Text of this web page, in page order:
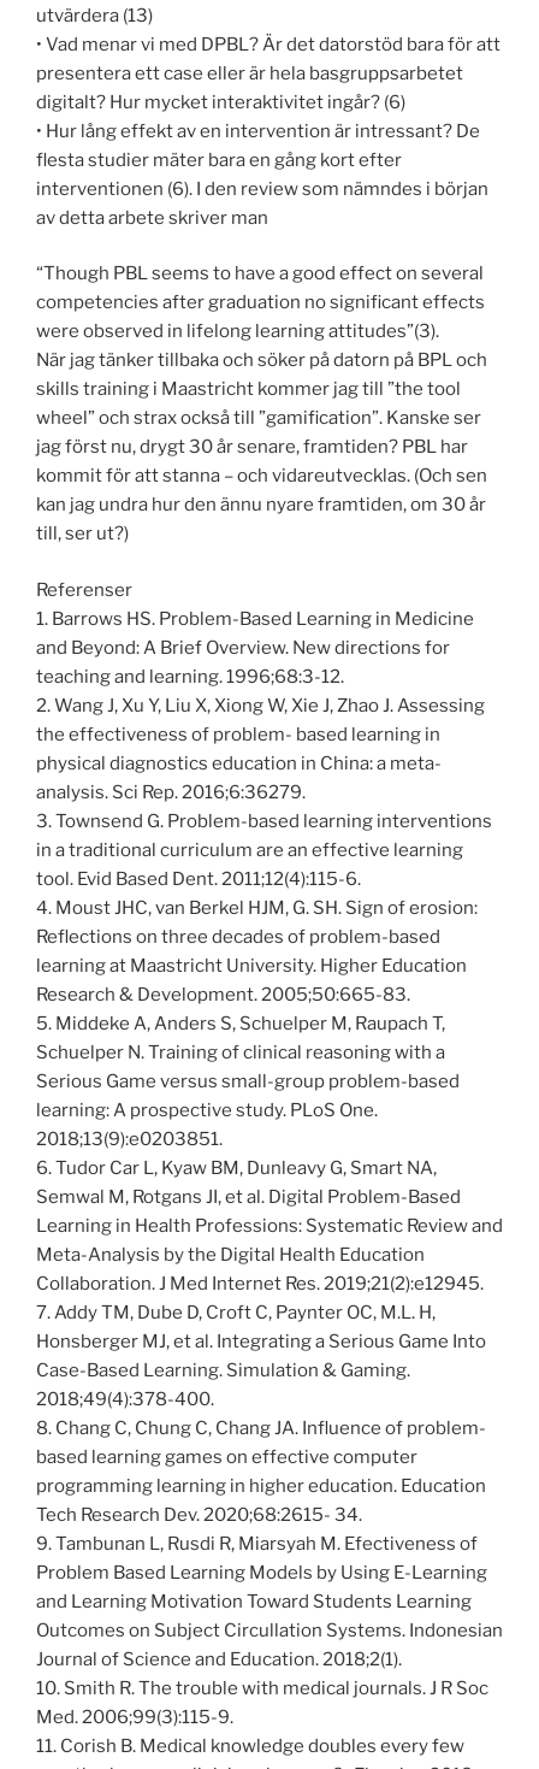
utvärdera (13)
• Vad menar vi med DPBL? Är det datorstöd bara för att
presentera ett case eller är hela basgruppsarbetet
digitalt? Hur mycket interaktivitet ingår? (6)
• Hur lång effekt av en intervention är intressant? De
flesta studier mäter bara en gång kort efter
interventionen (6). I den review som nämndes i början
av detta arbete skriver man
“Though PBL seems to have a good effect on several
competencies after graduation no significant effects
were observed in lifelong learning attitudes”(3).
När jag tänker tillbaka och söker på datorn på BPL och
skills training i Maastricht kommer jag till ”the tool
wheel” och strax också till ”gamification”. Kanske ser
jag först nu, drygt 30 år senare, framtiden? PBL har
kommit för att stanna – och vidareutvecklas. (Och sen
kan jag undra hur den ännu nyare framtiden, om 30 år
till, ser ut?)
Referenser
1. Barrows HS. Problem-Based Learning in Medicine
and Beyond: A Brief Overview. New directions for
teaching and learning. 1996;68:3-12.
2. Wang J, Xu Y, Liu X, Xiong W, Xie J, Zhao J. Assessing
the effectiveness of problem- based learning in
physical diagnostics education in China: a meta-
analysis. Sci Rep. 2016;6:36279.
3. Townsend G. Problem-based learning interventions
in a traditional curriculum are an effective learning
tool. Evid Based Dent. 2011;12(4):115-6.
4. Moust JHC, van Berkel HJM, G. SH. Sign of erosion:
Reflections on three decades of problem-based
learning at Maastricht University. Higher Education
Research & Development. 2005;50:665-83.
5. Middeke A, Anders S, Schuelper M, Raupach T,
Schuelper N. Training of clinical reasoning with a
Serious Game versus small-group problem-based
learning: A prospective study. PLoS One.
2018;13(9):e0203851.
6. Tudor Car L, Kyaw BM, Dunleavy G, Smart NA,
Semwal M, Rotgans JI, et al. Digital Problem-Based
Learning in Health Professions: Systematic Review and
Meta-Analysis by the Digital Health Education
Collaboration. J Med Internet Res. 2019;21(2):e12945.
7. Addy TM, Dube D, Croft C, Paynter OC, M.L. H,
Honsberger MJ, et al. Integrating a Serious Game Into
Case-Based Learning. Simulation & Gaming.
2018;49(4):378-400.
8. Chang C, Chung C, Chang JA. Influence of problem-
based learning games on effective computer
programming learning in higher education. Education
Tech Research Dev. 2020;68:2615- 34.
9. Tambunan L, Rusdi R, Miarsyah M. Efectiveness of
Problem Based Learning Models by Using E-Learning
and Learning Motivation Toward Students Learning
Outcomes on Subject Circullation Systems. Indonesian
Journal of Science and Education. 2018;2(1).
10. Smith R. The trouble with medical journals. J R Soc
Med. 2006;99(3):115-9.
11. Corish B. Medical knowledge doubles every few